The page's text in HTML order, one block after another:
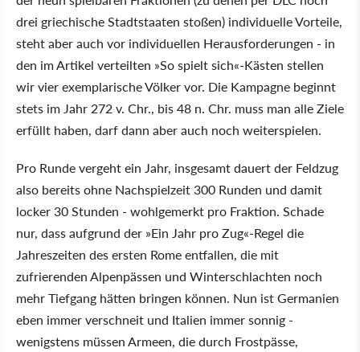
drei griechische Stadtstaaten stoßen) individuelle Vorteile,
steht aber auch vor individuellen Herausforderungen - in
den im Artikel verteilten »So spielt sich«-Kästen stellen
wir vier exemplarische Völker vor. Die Kampagne beginnt
stets im Jahr 272 v. Chr., bis 48 n. Chr. muss man alle Ziele
erfüllt haben, darf dann aber auch noch weiterspielen.
Pro Runde vergeht ein Jahr, insgesamt dauert der Feldzug
also bereits ohne Nachspielzeit 300 Runden und damit
locker 30 Stunden - wohlgemerkt pro Fraktion. Schade
nur, dass aufgrund der »Ein Jahr pro Zug«-Regel die
Jahreszeiten des ersten Rome entfallen, die mit
zufrierenden Alpenpässen und Winterschlachten noch
mehr Tiefgang hätten bringen können. Nun ist Germanien
eben immer verschneit und Italien immer sonnig -
wenigstens müssen Armeen, die durch Frostpässe,